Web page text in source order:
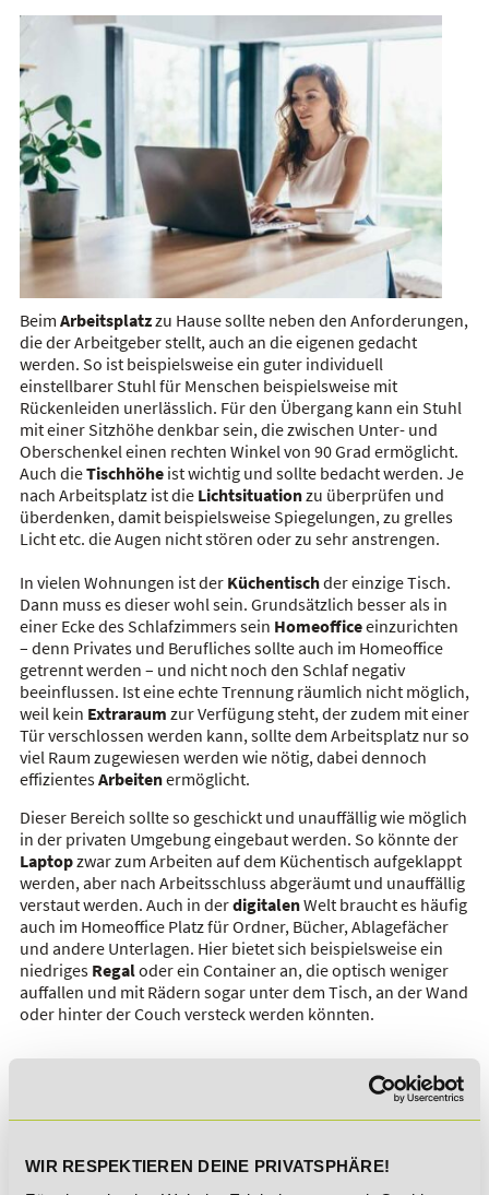
WIR RESPEKTIEREN DEINE PRIVATSPHÄRE!
Beim Arbeitsplatzzu Hause sollte neben den Anforderungen,
die der Arbeitgeber stellt, auch an die eigenen gedacht
werden. So ist beispielsweise ein guter individuell
einstellbarer Stuhl für Menschen beispielsweise mit
Rückenleiden unerlässlich. Für den Übergang kann ein Stuhl
mit einer Sitzhöhe denkbar sein, die zwischen Unter- und
Oberschenkel einen rechten Winkel von 90 Grad ermöglicht.
Auch dieTischhöheist wichtig und sollte bedacht werden. Je
nach Arbeitsplatz ist die Lichtsituationzu überprüfen und
überdenken, damit beispielsweise Spiegelungen, zu grelles
Licht etc. die Augen nicht stören oder zu sehr anstrengen.
In vielen Wohnungen ist der Küchentischder einzige Tisch.
Dann muss es dieser wohl sein. Grundsätzlich besser als in
einer Ecke des Schlafzimmers sein Homeofficeeinzurichten
– denn Privates und Berufliches sollte auch im Homeoffice
getrennt werden – und nicht noch den Schlaf negativ
beeinflussen. Ist eine echte Trennung räumlich nicht möglich,
weil kein Extraraum zur Verfügung steht, der zudem mit einer
Tür verschlossen werden kann, sollte dem Arbeitsplatz nur so
viel Raum zugewiesen werden wie nötig, dabei dennoch
effizientesArbeitenermöglicht.
Dieser Bereich sollte so geschickt und unauffällig wie möglich
in der privaten Umgebung eingebaut werden. So könnte der
Laptopzwar zum Arbeiten auf dem Küchentisch aufgeklappt
werden, aber nach Arbeitsschluss abgeräumt und unauffällig
verstaut werden. Auch in derdigitalenWelt braucht es häufig
auch im Homeoffice Platz für Ordner, Bücher, Ablagefächer
und andere Unterlagen. Hier bietet sich beispielsweise ein
niedriges Regaloder ein Container an, die optisch weniger
auffallen und mit Rädern sogar unter dem Tisch, an der Wand
oder hinter der Couch versteck werden könnten.
Ziel sollte eine möglichst ruhigeArbeitsatmosphäresein,
Das bedeutet aber auch das PrinzipClean Desk– Salzstreuer,